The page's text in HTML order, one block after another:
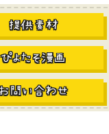
提供素材
ぴよたそ漫画
問い合わせ